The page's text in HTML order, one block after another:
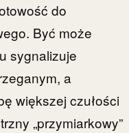
do
Być może
sygnalizuje
a
większej czułości
„przymiarkowy”